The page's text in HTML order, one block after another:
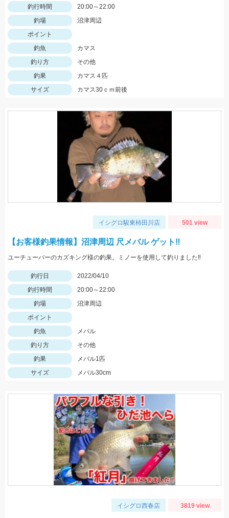
釣行時間
20:00～22:00
釣場
沼津周辺
ポイント
釣魚
カマス
釣り方
その他
釣果
カマス４匹
サイズ
カマス30ｃｍ前後
イシグロ駿東柿田川店 501 view
【お客様釣果情報】沼津周辺 尺メバル ゲット‼
ユーチューバーのカズキング様の釣果。ミノーを使用して釣りました‼
釣行日
2022/04/10
釣行時間
20:00～22:00
釣場
沼津周辺
ポイント
釣魚
メバル
釣り方
その他
釣果
メバル1匹
サイズ
メバル30cm
イシグロ西春店 3819 view